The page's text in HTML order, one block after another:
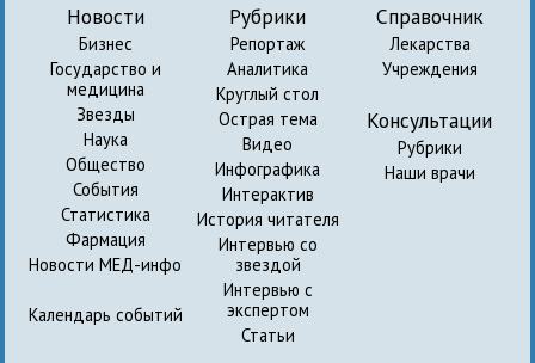
Новости
Бизнес
Государство и
медицина
Звезды
Наука
Общество
События
Статистика
Фармация
Новости МЕД-инфо
Календарь событий
Рубрики
Репортаж
Аналитика
Круглый стол
Острая тема
Видео
Инфографика
Интерактив
История читателя
Интервью со
звездой
Интервью с
экспертом
Статьи
Справочник
Лекарства
Учреждения
Консультации
Рубрики
Наши врачи